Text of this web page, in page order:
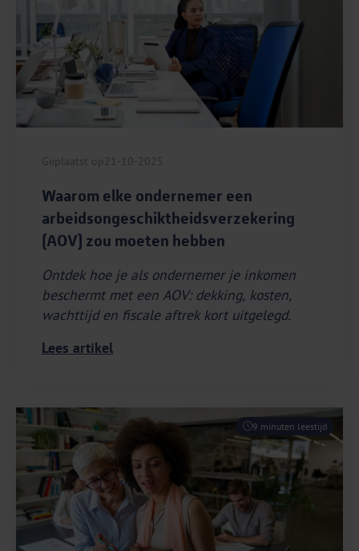
Geplaatst op 21-10-2025
Waarom elke ondernemer een
arbeidsongeschiktheidsverzekering
(AOV) zou moeten hebben
Ontdek hoe je als ondernemer je inkomen
beschermt met een AOV: dekking, kosten,
wachttijd en fiscale aftrek kort uitgelegd.
Lees artikel
9 minuten leestijd